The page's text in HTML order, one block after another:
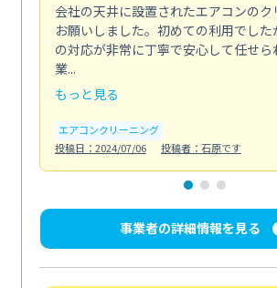
会社の天井に設置されたエアコンのク
お願いしました。初めての利用でした
の対応が非常に丁寧で安心して任せ
業...
もっと見る
エアコンクリーニング
投稿日：2024/07/06
投稿者：石原です
事業者の詳細情報を見る